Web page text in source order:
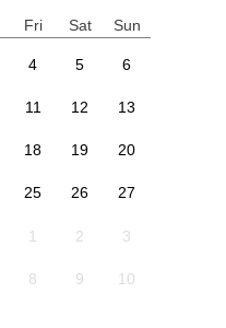
Fri Sat Sun
4 5 6
11 12 13
18 19 20
25 26 27
1 2 3
8 9 10